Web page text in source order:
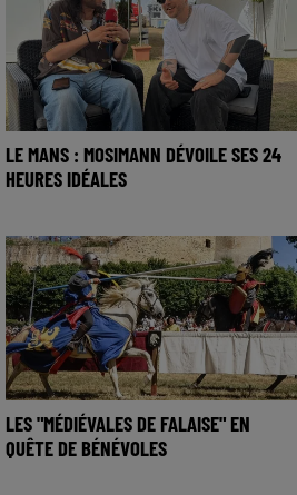
LE MANS : MOSIMANN DÉVOILE SES 24
HEURES IDÉALES
LES "MÉDIÉVALES DE FALAISE" EN
QUÊTE DE BÉNÉVOLES